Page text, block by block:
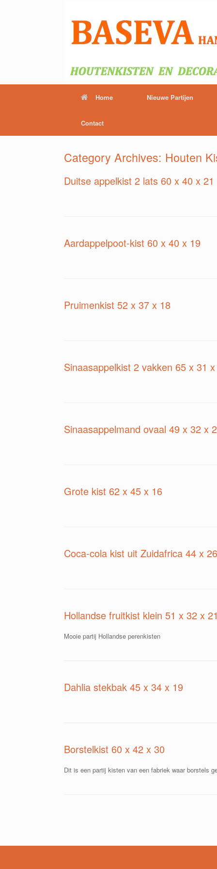
Home Nieuwe Partijen
Contact
Category Archives: Houten
Duitse appelkist 2 lats 60 x 40 x 21
Aardappelpoot-kist 60 x 40 x 19
Pruimenkist 52 x 37 x 18
Sinaasappelkist 2 vakken 65 x 31
Sinaasappelmand ovaal 49 x 32 x
Grote kist 62 x 45 x 16
Coca-cola kist uit Zuidafrica 44 x
Hollandse fruitkist klein 51 x 32 x 21
Mooie partij Hollandse perenkisten
Dahlia stekbak 45 x 34 x 19
Borstelkist 60 x 42 x 30
Dit is een partij kisten van een fabriek waar borstels